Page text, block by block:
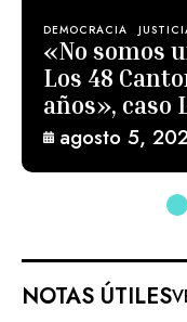
DEMOCRACIA
«No somos
Los 48
años», caso
Chaclán
agosto 5,
NOTAS ÚTILES